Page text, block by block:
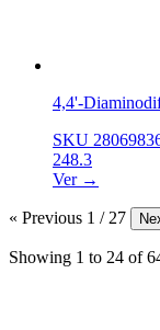
4,4'-
SKU
248.3
Ver →
« Previous 1 / 27
Showing 1 to 24 of